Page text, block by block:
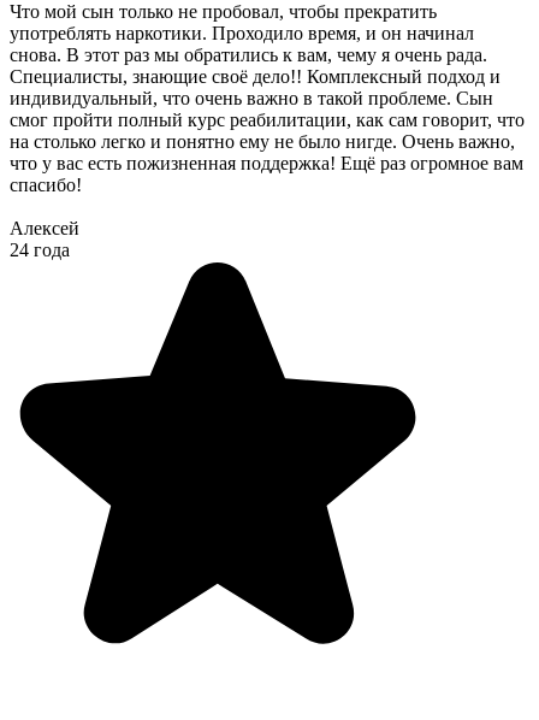
Что мой сын только не пробовал, чтобы прекратить
употреблять наркотики. Проходило время, и он начинал
снова. В этот раз мы обратились к вам, чему я очень рада.
Специалисты, знающие своё дело!! Комплексный подход и
индивидуальный, что очень важно в такой проблеме. Сын
смог пройти полный курс реабилитации, как сам говорит, что
на столько легко и понятно ему не было нигде. Очень важно,
что у вас есть пожизненная поддержка! Ещё раз огромное вам
спасибо!
Алексей
24 года